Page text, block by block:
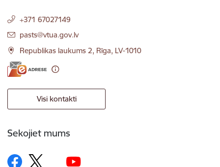
+371 67027149
E-pasts:
pasts@vtua.gov.lv
Republikas laukums 2, Rīga, LV-1010
Visi kontakti
Sekojiet mums